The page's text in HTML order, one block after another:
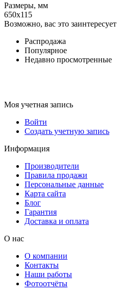
Размеры, мм
650x115
Возможно, вас это заинтересует
Распродажа
Популярное
Недавно просмотренные
Моя учетная запись
Войти
Создать учетную запись
Информация
Производители
Правила продажи
Персональные данные
Карта сайта
Блог
Гарантия
Доставка и оплата
О нас
О компании
Контакты
Наши работы
Фотоотчёты